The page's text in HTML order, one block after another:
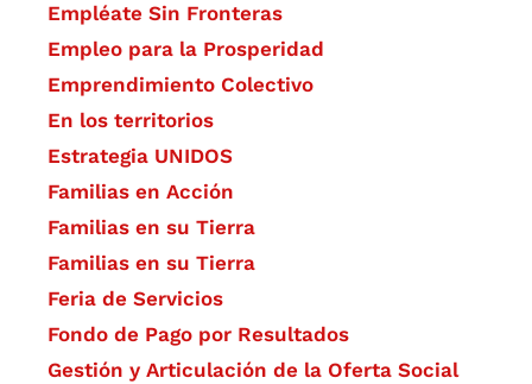
Empléate Sin Fronteras
Empleo para la Prosperidad
Emprendimiento Colectivo
En los territorios
Estrategia UNIDOS
Familias en Acción
Familias en su Tierra
Familias en su Tierra
Feria de Servicios
Fondo de Pago por Resultados
Gestión y Articulación de la Oferta Social